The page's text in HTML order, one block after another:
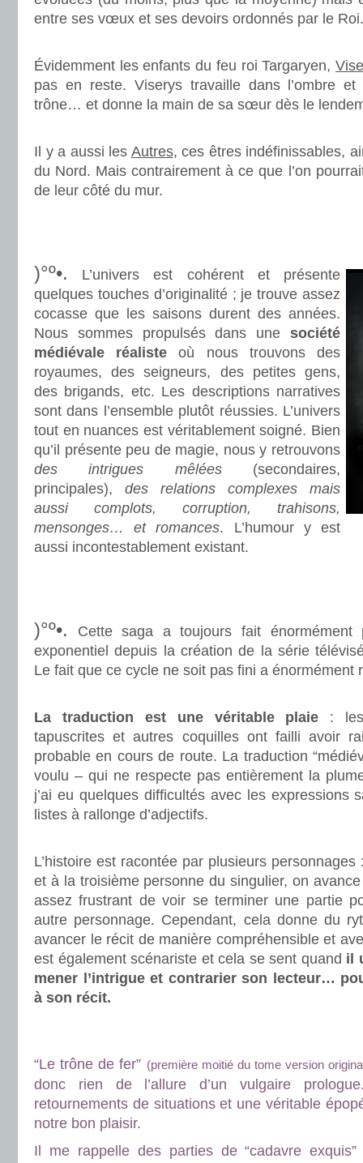
entre ses vœux et ses devoirs ordonnés par le Roi.
Évidemment les enfants du feu roi Targaryen,
pas en reste. Viserys travaille dans l’ombre et
trône… et donne la main de sa sœur dès le
Il y a aussi les Autres, ces êtres indéfinissables,
du Nord. Mais contrairement à ce que l’on
de leur côté du mur.
)°º•. L’univers est cohérent et présente
quelques touches d’originalité ; je trouve assez
cocasse que les saisons durent des années.
Nous sommes propulsés dans une société
médiévale réaliste où nous trouvons des
royaumes, des seigneurs, des petites gens,
des brigands, etc. Les descriptions narratives
sont dans l’ensemble plutôt réussies. L’univers
tout en nuances est véritablement soigné. Bien
qu’il présente peu de magie, nous y retrouvons
des intrigues mêlées(secondaires,
principales), des relations complexes mais
aussi complots, corruption, trahisons,
mensonges… et romances. L’humour y est
aussi incontestablement existant.
)°º•. Cette saga a toujours fait énormément
exponentiel depuis la création de la série
Le fait que ce cycle ne soit pas fini a énormément
La traduction est une véritable plaie : les
tapuscrites et autres coquilles ont failli avoir
probable en cours de route. La traduction
voulu – qui ne respecte pas entièrement la
j’ai eu quelques difficultés avec les expressions
listes à rallonge d’adjectifs.
L’histoire est racontée par plusieurs
et à la troisième personne du singulier, on
assez frustrant de voir se terminer une partie
autre personnage. Cependant, cela donne du
avancer le récit de manière compréhensible et
est également scénariste et cela se sent quand il
mener l’intrigue et contrarier son lecteur…
à son récit.
“Le trône de fer” (première moitié du tome version
donc rien de l’allure d’un vulgaire
retournements de situations et une véritable
notre bon plaisir.
Il me rappelle des parties de “cadavre